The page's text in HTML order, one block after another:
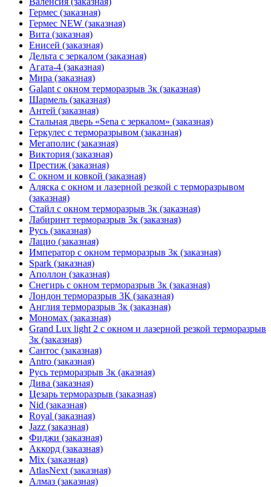
Гермес (заказная)
Гермес NEW (заказная)
Вита (заказная)
Енисей (заказная)
Дельта с зеркалом (заказная)
Агата-4 (заказная)
Мира (заказная)
Galant с окном терморазрыв 3к (заказная)
Шармель (заказная)
Антей (заказная)
Стальная дверь «Sena с зеркалом» (заказная)
Геркулес с терморазрывом (заказная)
Мегаполис (заказная)
Виктория (заказная)
Престиж (заказная)
С окном и ковкой (заказная)
Аляска с окном и лазерной резкой с терморазрывом
(заказная)
Стайл с окном терморазрыв 3к (заказная)
Лабиринт терморазрыв 3к (заказная)
Русь (заказная)
Лацио (заказная)
Император с окном терморазрыв 3к (заказная)
Spark (заказная)
Аполлон (заказная)
Снегирь с окном терморазрыв 3к (заказная)
Лондон терморазрыв 3К (заказная)
Англия терморазрыв 3к (заказная)
Мономах (заказная)
Grand Lux light 2 с окном и лазерной резкой терморазрыв
3к (заказная)
Сантос (заказная)
Antro (заказная)
Русь терморазрыв 3к (аказная)
Дива (заказная)
Цезарь терморазрыв (заказная)
Nid (заказная)
Royal (заказная)
Jazz (заказная)
Фиджи (заказная)
Аккорд (заказная)
Mix (заказная)
AtlasNext (заказная)
Алмаз (заказная)